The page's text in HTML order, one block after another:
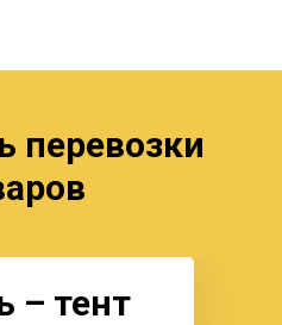
перевозки
– тент